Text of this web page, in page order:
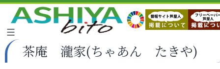
茶庵 瀧家(ちゃあん たきや)